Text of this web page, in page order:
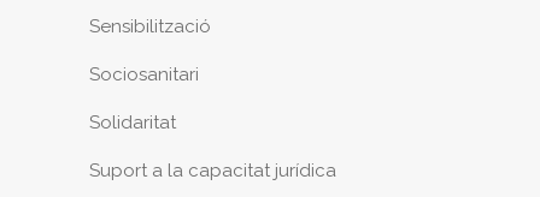
Sensibilització
Sociosanitari
Solidaritat
Suport a la capacitat jurídica